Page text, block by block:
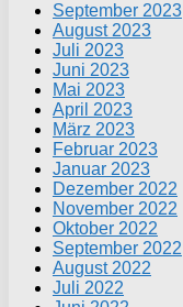
September 2023
August 2023
Juli 2023
Juni 2023
Mai 2023
April 2023
März 2023
Februar 2023
Januar 2023
Dezember 2022
November 2022
Oktober 2022
September 2022
August 2022
Juli 2022